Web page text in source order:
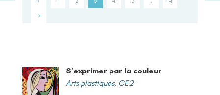
S’exprimer par la couleur
Arts plastiques, CE2